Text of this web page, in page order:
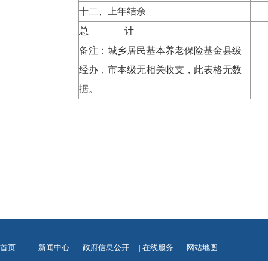
十二、上年结余
总 计
备注：城乡居民基本养老保险基金县级
经办，市本级无相关收支，此表格无数
据。
首页 | 新闻中心 | 政府信息公开 | 在线服务 | 网站地图